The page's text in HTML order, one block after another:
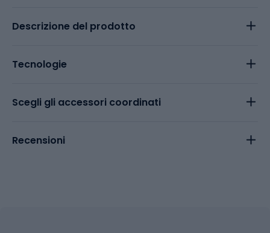
Descrizione del prodotto
Tecnologie
Scegli gli accessori coordinati
Recensioni